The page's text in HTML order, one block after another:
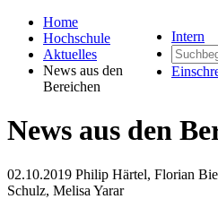
Intern
Home
Hochschule
Aktuelles
News aus den
Bereichen
News aus den
02.10.2019 Philip Härtel, Florian
Schulz, Melisa Yarar